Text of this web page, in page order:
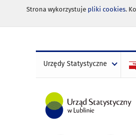
Strona wykorzystuje pliki cookies.
Urzędy Statystyczne